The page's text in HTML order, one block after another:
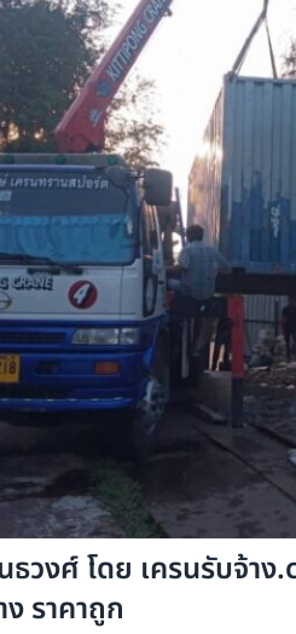
วงศ์ โดย เครนรับจ้าง
ราคาถูก